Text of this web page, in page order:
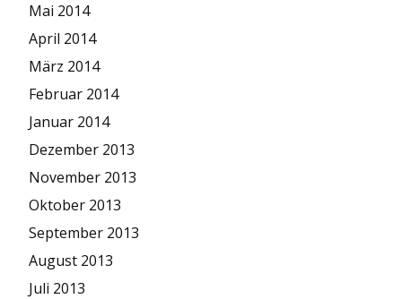
Mai 2014
April 2014
März 2014
Februar 2014
Januar 2014
Dezember 2013
November 2013
Oktober 2013
September 2013
August 2013
Juli 2013